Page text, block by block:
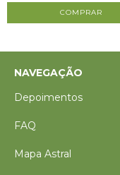
NAVEGAÇÃO
Depoimentos
FAQ
Mapa Astral